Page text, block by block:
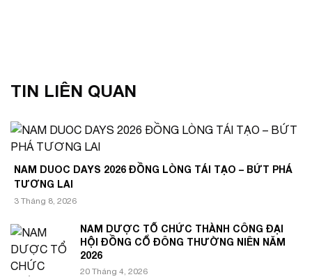
TIN LIÊN QUAN
NAM DUOC DAYS 2026 ĐỒNG LÒNG TÁI TẠO – BỨT PHÁ
TƯƠNG LAI
3 Tháng 8, 2026
NAM DƯỢC TỔ CHỨC THÀNH CÔNG ĐẠI
HỘI ĐỒNG CỔ ĐÔNG THƯỜNG NIÊN NĂM
2026
20 Tháng 4, 2026